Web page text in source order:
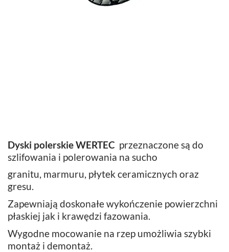
Dyski polerskie WERTEC przeznaczone są do
szlifowania i polerowania na sucho
granitu, marmuru, płytek ceramicznych oraz
gresu.
Zapewniają doskonałe wykończenie powierzchni
płaskiej jak i krawędzi fazowania.
Wygodne mocowanie na rzep umożliwia szybki
montaż i demontaż.